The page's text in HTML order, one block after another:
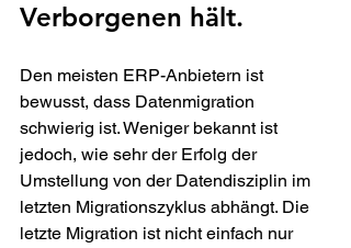
Verborgenen hält.
Den meisten ERP-Anbietern ist
bewusst, dass Datenmigration
schwierig ist. Weniger bekannt ist
jedoch, wie sehr der Erfolg der
Umstellung von der Datendisziplin im
letzten Migrationszyklus abhängt. Die
letzte Migration ist nicht einfach nur